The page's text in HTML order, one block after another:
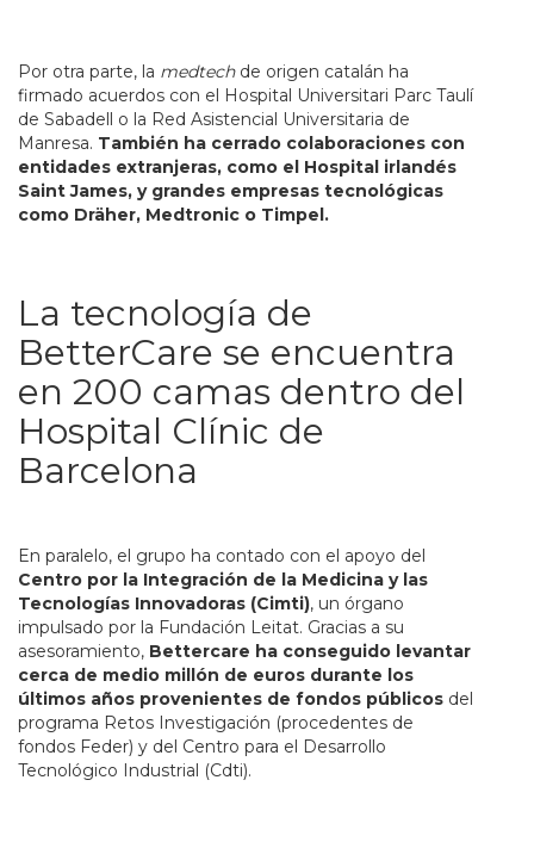
Por otra parte, la medtechde origen catalán ha
firmado acuerdos con el Hospital Universitari Parc Taulí
de Sabadell o la Red Asistencial Universitaria de
Manresa. También ha cerrado colaboraciones con
entidades extranjeras, como el Hospital irlandés
Saint James, y grandes empresas tecnológicas
como Dräher, Medtronic o Timpel.
La tecnología de
BetterCare se encuentra
en 200 camas dentro del
Hospital Clínic de
Barcelona
En paralelo, el grupo ha contado con el apoyo del
Centro por la Integración de la Medicina y las
Tecnologías Innovadoras (Cimti), un órgano
impulsado por la Fundación Leitat. Gracias a su
asesoramiento, Bettercare ha conseguido levantar
cerca de medio millón de euros durante los
últimos años provenientes de fondos públicos del
programa Retos Investigación (procedentes de
fondos Feder) y del Centro para el Desarrollo
Tecnológico Industrial (Cdti).